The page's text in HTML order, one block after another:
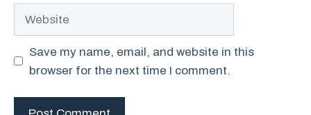
Save my name, email, and website in this
browser for the next time I comment.